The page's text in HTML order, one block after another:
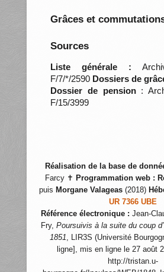
Grâces et
Sources
Liste générale :
F/7/*/2590 Dossiers de
Dossier de pension:
F/15/3999
Réalisation de la base de
Farcy ✝ Programmation web :
puis Morgane Valageas (2018)
UR 7366 UBE
Référence électronique : Jean-
Fry, Poursuivis à la suite du coup
1851, LIR3S (Université
ligne], mis en ligne le 27 août
http://tristan.u-